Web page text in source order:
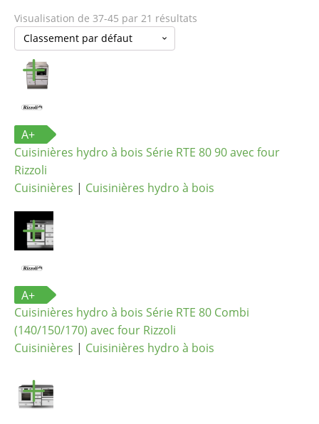
Visualisation de 37-45 par 21 résultats
A+
Cuisinières hydro à bois Série RTE 80 90 avec four
Rizzoli
Cuisinières | Cuisinières hydro à bois
A+
Cuisinières hydro à bois Série RTE 80 Combi
(140/150/170) avec four Rizzoli
Cuisinières | Cuisinières hydro à bois